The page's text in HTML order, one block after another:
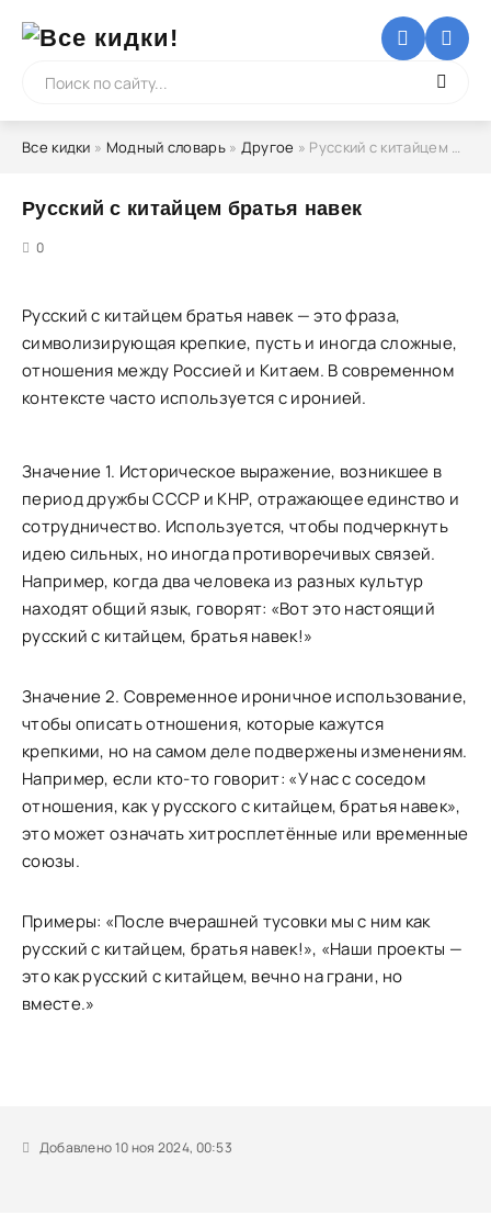
Все кидки » Модный словарь» Другое » Русский с китайцем братья навек
Русский с китайцем братья навек
0
Русский с китайцем братья навек — это фраза,
символизирующая крепкие, пусть и иногда сложные,
отношения между Россией и Китаем. В современном
контексте часто используется с иронией.
Значение 1. Историческое выражение, возникшее в
период дружбы СССР и КНР, отражающее единство и
сотрудничество. Используется, чтобы подчеркнуть
идею сильных, но иногда противоречивых связей.
Например, когда два человека из разных культур
находят общий язык, говорят: «Вот это настоящий
русский с китайцем, братья навек!»
Значение 2. Современное ироничное использование,
чтобы описать отношения, которые кажутся
крепкими, но на самом деле подвержены изменениям.
Например, если кто-то говорит: «У нас с соседом
отношения, как у русского с китайцем, братья навек»,
это может означать хитросплетённые или временные
союзы.
Примеры: «После вчерашней тусовки мы с ним как
русский с китайцем, братья навек!», «Наши проекты —
это как русский с китайцем, вечно на грани, но
вместе.»
Добавлено 10 ноя 2024, 00:53